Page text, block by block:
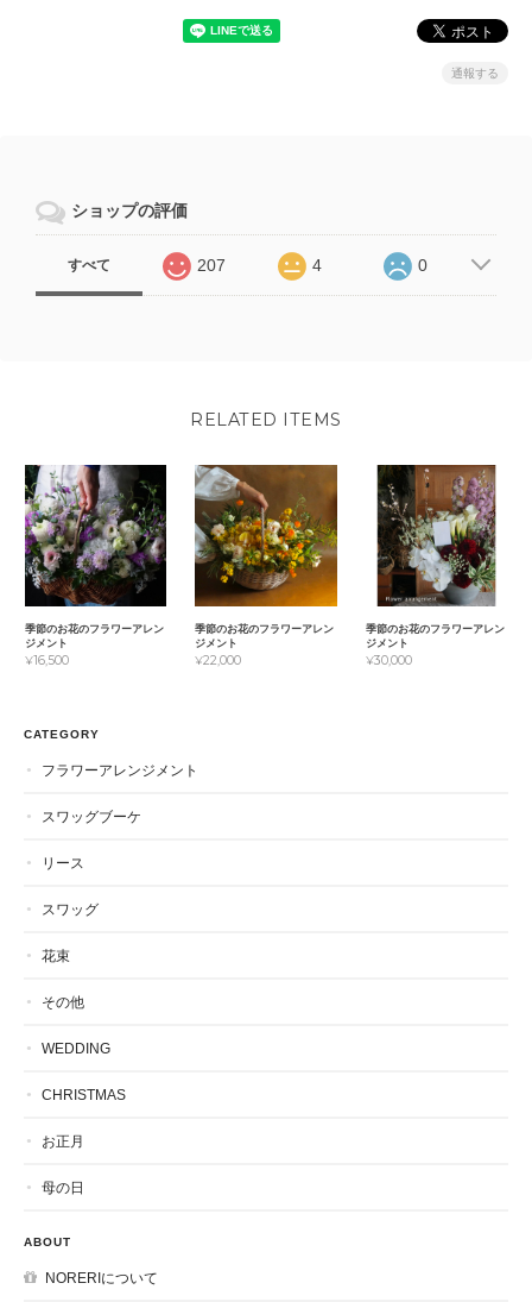
通報する
ショップの評価
すべて 207 4 0
RELATED ITEMS
季節のお花のフラワーアレン
ジメント
¥16,500
季節のお花のフラワーアレン
ジメント
¥22,000
季節のお花のフラワーアレン
ジメント
¥30,000
CATEGORY
フラワーアレンジメント
スワッグブーケ
リース
スワッグ
花束
その他
WEDDING
CHRISTMAS
お正月
母の日
ABOUT
NORERIについて